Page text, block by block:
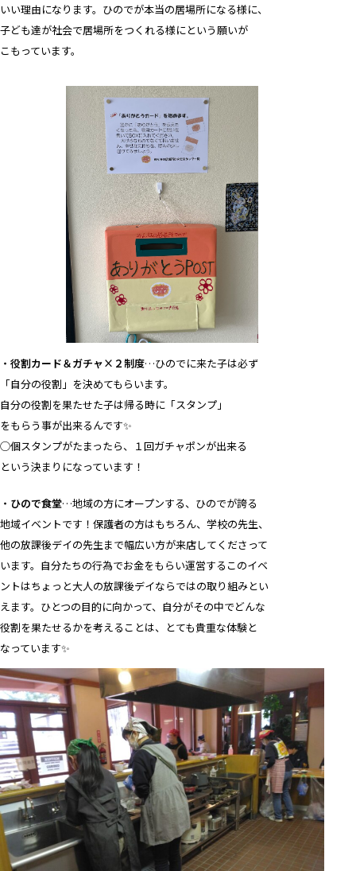
いい理由になります。ひのでが本当の居場所になる様に、
子ども達が社会で居場所をつくれる様にという願いが
こもっています。
・ 役割カード＆ガチャ×２制度…ひのでに来た子は必ず
「自分の役割」を決めてもらいます。
自分の役割を果たせた子は帰る時に「スタンプ」
をもらう事が出来るんです✨
◯個スタンプがたまったら、１回ガチャポンが出来る
という決まりになっています！
・ ひので食堂…地域の方にオープンする、ひのでが誇る
地域イベントです！保護者の方はもちろん、学校の先生、
他の放課後デイの先生まで幅広い方が来店してくださって
います。自分たちの行為でお金をもらい運営するこのイベ
ントはちょっと大人の放課後デイならではの取り組みとい
えます。ひとつの目的に向かって、自分がその中でどんな
役割を果たせるかを考えることは、とても貴重な体験と
なっています✨